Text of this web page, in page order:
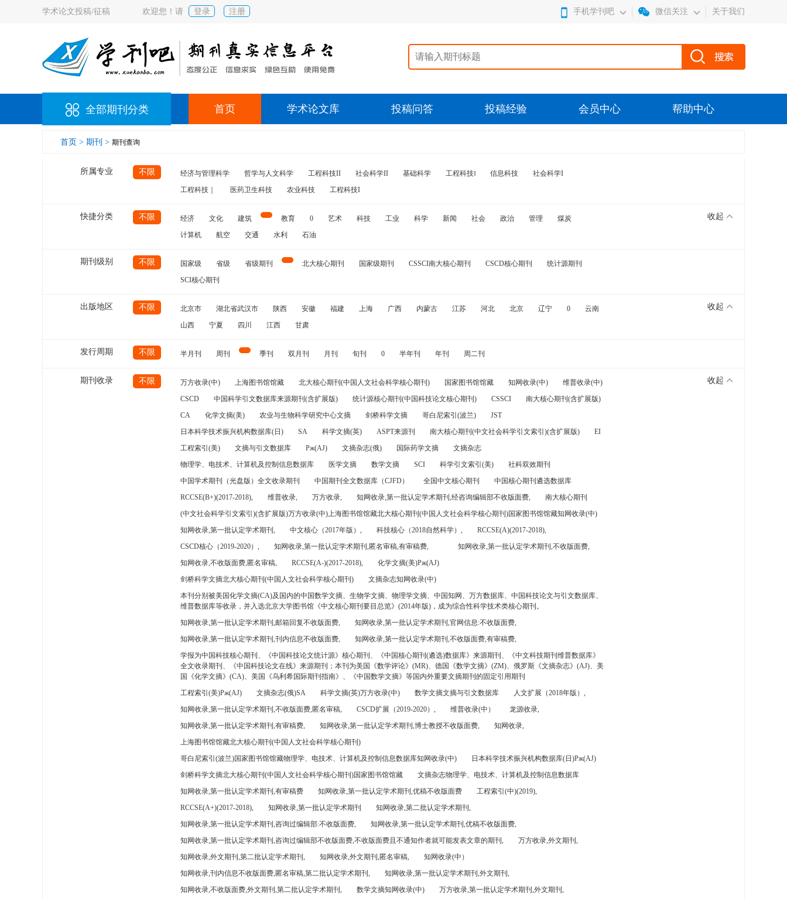
学术论文投稿/征稿 欢迎您！请 登录 注册 手机学刊吧 微信关注 关于我们
全部期刊分类 首页 学术论文库 投稿问答 投稿经验 会员中心 帮助中心
首页 > 期刊 > 期刊查询
所属专业 不限 经济与管理科学 哲学与人文科学 工程科技II 社会科学II 基础科学 工程科技‖ 信息科技
社会科学I
工程科技｜
医药卫生科技 农业科技 工程科技I
快捷分类 不限 经济 文化 建筑 教育 0 艺术 科技 工业 科学 新闻 社会 政治 管理
煤炭
计算机
航空 交通 水利 石油
收起
期刊级别 不限 国家级 省级 省级期刊 北大核心期刊 国家级期刊 CSSCI南大核心期刊 CSCD核心期刊
统计源期刊
SCI核心期刊
出版地区 不限 北京市 湖北省武汉市 陕西 安徽 福建 上海 广西 内蒙古 江苏 河北 北京 辽宁 0
云南
山西
宁夏 四川 江西 甘肃
收起
发行周期 不限 半月刊 周刊 季刊 双月刊 月刊 旬刊 0 半年刊 年刊 周二刊
期刊收录 不限 万方收录(中) 上海图书馆馆藏 北大核心期刊(中国人文社会科学核心期刊) 国家图书馆馆藏 知网收录(中)
维普收录(中)
CSCD
中国科学引文数据库来源期刊(含扩展版) 统计源核心期刊(中国科技论文核心期刊) CSSCI
南大核心期刊(含扩展版)
CA
化学文摘(美) 农业与生物科学研究中心文摘 剑桥科学文摘 哥白尼索引(波兰)
JST
日本科学技术振兴机构数据库(日)
SA 科学文摘(英) ASPT来源刊 南大核心期刊(中文社会科学引文索引)(含扩展版)
EI
工程索引(美)
文摘与引文数据库 Pж(AJ) 文摘杂志(俄) 国际药学文摘
文摘杂志
物理学、电技术、计算机及控制信息数据库
医学文摘 数学文摘 SCI 科学引文索引(美)
社科双效期刊
中国学术期刊（光盘版）全文收录期刊
中国期刊全文数据库（CJFD） 全国中文核心期刊
中国核心期刊遴选数据库
RCCSE(B+)(2017-2018),
维普收录, 万方收录, 知网收录,第一批认定学术期刊,经咨询编辑部不收版面费,
南大核心期刊
(中文社会科学引文索引)(含扩展版)万方收录(中)上海图书馆馆藏北大核心期刊(中国人文社会科学核心期刊)国家图书馆馆藏知网收录(中)
知网收录,第一批认定学术期刊,
中文核心（2017年版）, 科技核心（2018自然科学）,
RCCSE(A)(2017-2018),
CSCD核心（2019-2020）,
知网收录,第一批认定学术期刊,匿名审稿,有审稿费,
知网收录,第一批认定学术期刊,不收版面费,
知网收录,不收版面费,匿名审稿,
RCCSE(A-)(2017-2018),
化学文摘(美)Pж(AJ)
剑桥科学文摘北大核心期刊(中国人文社会科学核心期刊)
文摘杂志知网收录(中)
本刊分别被美国化学文摘(CA)及国内的中国数学文摘、生物学文摘、物理学文摘、中国知网、万方数据库、中国科技论文与引文数据库、
维普数据库等收录，并入选北京大学图书馆《中文核心期刊要目总览》(2014年版)，成为综合性科学技术类核心期刊。
知网收录,第一批认定学术期刊,邮箱回复不收版面费,
知网收录,第一批认定学术期刊,官网信息:不收版面费,
知网收录,第一批认定学术期刊,刊内信息不收版面费,
知网收录,第一批认定学术期刊,不收版面费,有审稿费,
学报为中国科技核心期刊、《中国科技论文统计源》核心期刊、《中国核心期刊(遴选)数据库》来源期刊、《中文科技期刊维普数据库》
全文收录期刊、《中国科技论文在线》来源期刊；本刊为美国《数学评论》(MR)、德国《数学文摘》(ZM)、俄罗斯《文摘杂志》(AJ)、美
国《化学文摘》(CA)、美国《乌利希国际期刊指南》、《中国数学文摘》等国内外重要文摘期刊的固定引用期刊
工程索引(美)Pж(AJ)
文摘杂志(俄)SA 科学文摘(英)万方收录(中) 数学文摘文摘与引文数据库
人文扩展（2018年版）,
知网收录,第一批认定学术期刊,不收版面费,匿名审稿,
CSCD扩展（2019-2020）, 维普收录(中）
龙源收录,
知网收录,第一批认定学术期刊,有审稿费,
知网收录,第一批认定学术期刊,博士教授不收版面费,
知网收录,
上海图书馆馆藏北大核心期刊(中国人文社会科学核心期刊)
哥白尼索引(波兰)国家图书馆馆藏物理学、电技术、计算机及控制信息数据库知网收录(中)
日本科学技术振兴机构数据库(日)Pж(AJ)
剑桥科学文摘北大核心期刊(中国人文社会科学核心期刊)国家图书馆馆藏
文摘杂志物理学、电技术、计算机及控制信息数据库
知网收录,第一批认定学术期刊,有审稿费
知网收录,第一批认定学术期刊,优稿不收版面费
工程索引(中)(2019),
RCCSE(A+)(2017-2018),
知网收录,第一批认定学术期刊
知网收录,第二批认定学术期刊,
知网收录,第一批认定学术期刊,咨询过编辑部:不收版面费,
知网收录,第一批认定学术期刊,优稿不收版面费,
知网收录,第一批认定学术期刊,咨询过编辑部不收版面费,不收版面费且不通知作者就可能发表文章的期刊,
万方收录,外文期刊,
知网收录,外文期刊,第二批认定学术期刊,
知网收录,外文期刊,匿名审稿,
知网收录(中）
知网收录,刊内信息不收版面费,匿名审稿,第二批认定学术期刊,
知网收录,第一批认定学术期刊,外文期刊,
知网收录,不收版面费,外文期刊,第二批认定学术期刊,
数学文摘知网收录(中)
万方收录,第一批认定学术期刊,外文期刊,
收起